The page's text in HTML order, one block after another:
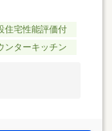
住宅性能評価付
ンターキッチン